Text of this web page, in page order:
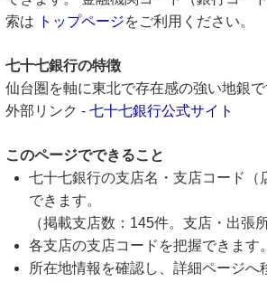
索は
トップページをご利用ください。
七十七銀行の特徴
仙台圏を軸に東北で存在感の強い地銀で
外部リンク - 七十七銀行公式サイト
このページでできること
七十七銀行の支店名・支店コード（
できます。
（掲載支店数：145件。支店・出張
各支店の支店コードを把握できます。
所在地情報を確認し、詳細ページへ